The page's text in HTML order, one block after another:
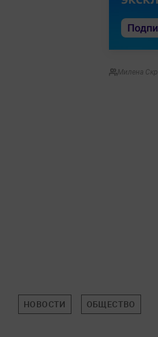
Милена
НОВОСТИ ОБЩЕСТВО